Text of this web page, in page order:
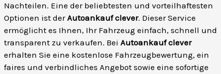
Nachteilen. Eine der beliebtesten und vorteilhaftesten
Optionen ist derAutoankauf clever. Dieser Service
ermöglicht es Ihnen, Ihr Fahrzeug einfach, schnell und
transparent zu verkaufen. Bei Autoankauf clever
erhalten Sie eine kostenlose Fahrzeugbewertung, ein
faires und verbindliches Angebot sowie eine sofortige